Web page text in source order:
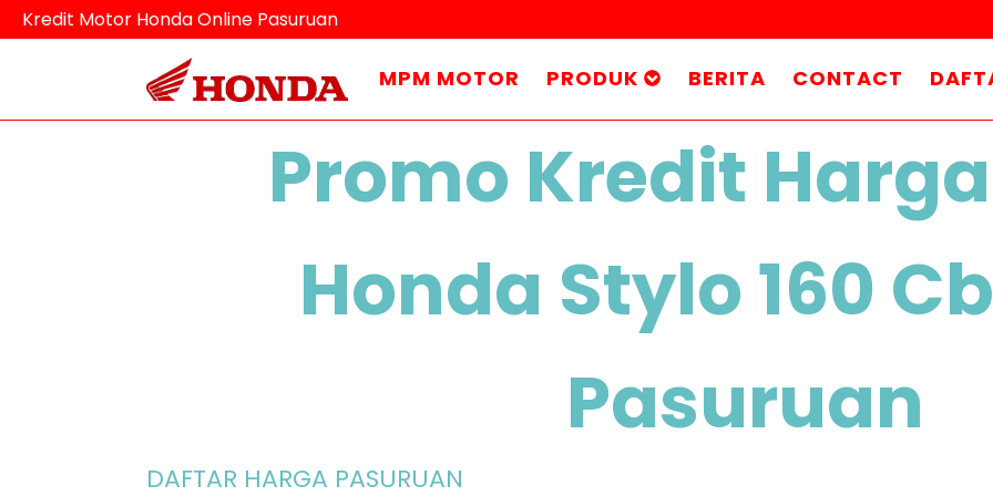
Kredit Motor Honda Online Pasuruan
MPM MOTOR PRODUK BERITA CONTACT
Promo Kredit
Honda Stylo 160
Pasuruan
DAFTAR HARGA PASURUAN